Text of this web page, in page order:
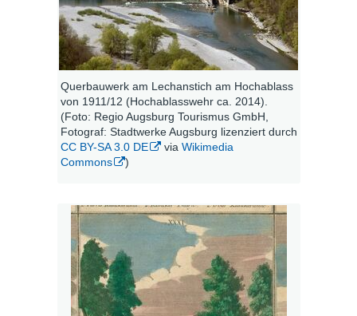
Querbauwerk am Lechanstich am Hochablass
von 1911/12 (Hochablasswehr ca. 2014).
(Foto: Regio Augsburg Tourismus GmbH,
Fotograf: Stadtwerke Augsburg lizenziert durch
CC BY-SA 3.0 DE
via Wikimedia
Commons
)